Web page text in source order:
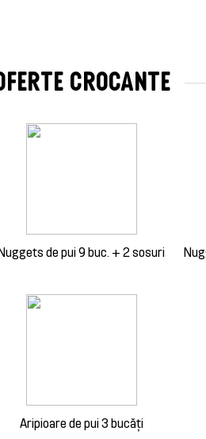
CROCANTE
de pui 9 buc. + 2 sosuri
Aripioare de pui 3 bucăți